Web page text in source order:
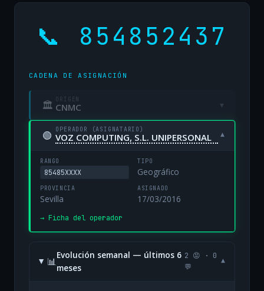
📞 854852437
CADENA DE ASIGNACIÓN
🏛 ORIGEN
CNMC ▾
🟢 OPERADOR (ASIGNATARIO)
VOZ COMPUTING, S.L. UNIPERSONAL ▾
RANGO
85485XXXX
TIPO
Geográfico
PROVINCIA
Sevilla
ASIGNADO
17/03/2016
→ Ficha del operador
📊
Evolución semanal — últimos 6
meses
2 😡 · 0
💬
▾